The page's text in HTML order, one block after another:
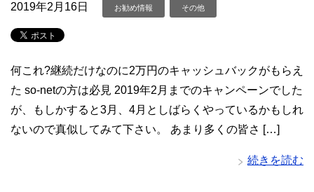
2019年2月16日 お勧め情報 その他
何これ?継続だけなのに2万円のキャッシュバックがもらえ
た so-netの方は必見 2019年2月までのキャンペーンでした
が、もしかすると3月、4月としばらくやっているかもしれ
ないので真似してみて下さい。 あまり多くの皆さ […]
続きを読む